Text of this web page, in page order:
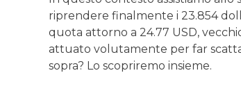
riprendere finalmente i 23.854
quota attorno a 24.77 USD,
attuato volutamente per far
sopra? Lo scopriremo insieme.